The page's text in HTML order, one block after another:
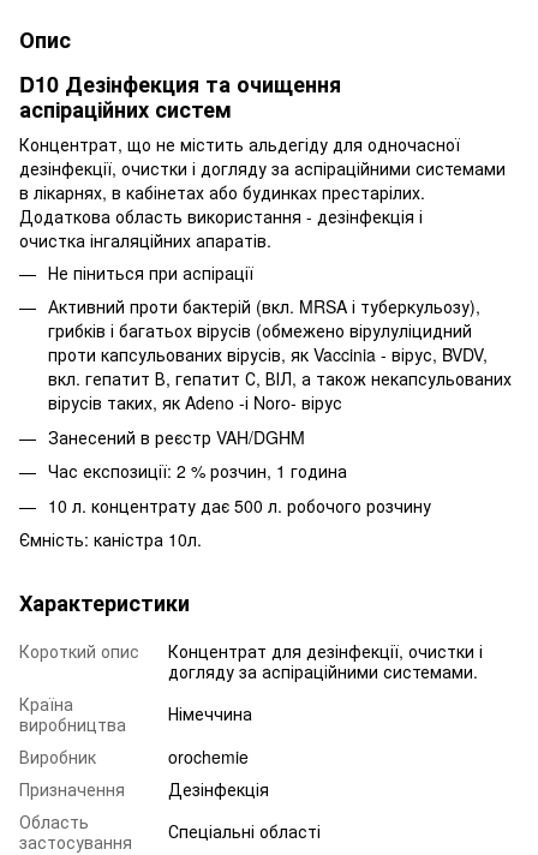
Опис
D10 Дезінфекция та очищення
аспіраційних систем
Концентрат, що не містить альдегіду для одночасної
дезінфекції, очистки і догляду за аспіраційними системами
в лікарнях, в кабінетах або будинках престарілих.
Додаткова область використання - дезінфекція і
очистка інгаляційних апаратів.
Не піниться при аспірації
Активний проти бактерій (вкл. MRSA і туберкульозу),
грибків і багатьох вірусів (обмежено вірулуліцидний
проти капсульованих вірусів, як Vaccinia - вірус, BVDV,
вкл. гепатит В, гепатит С, ВІЛ, а також некапсульованих
вірусів таких, як Adeno -і Noro- вірус
Занесений в реєстр VAH/DGHM
Час експозиції: 2 % розчин, 1 година
10 л. концентрату дає 500 л. робочого розчину
Ємність: каністра 10л.
Характеристики
Короткий опис
Концентрат для дезінфекції, очистки і
догляду за аспіраційними системами.
Країна
виробництва
Німеччина
Виробник
orochemie
Призначення
Дезінфекція
Область
застосування
Спеціальні області